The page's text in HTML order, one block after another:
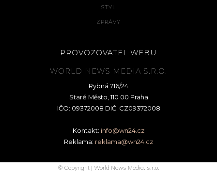
STYL
ZPRÁVY
PROVOZOVATEL WEBU
WORLD NEWS MEDIA S.R.O.
Rybná 716/24
Staré Město, 110 00 Praha
IČO: 09372008 DIČ: CZ09372008
Kontakt: info@wn24.cz
Reklama: reklama@wn24.cz
© Copyright | World News Media, s.r.o.